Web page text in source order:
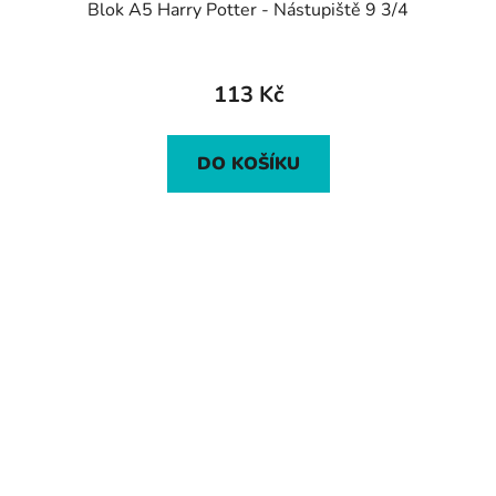
Blok A5 Harry Potter - Nástupiště 9 3/4
113 Kč
DO KOŠÍKU